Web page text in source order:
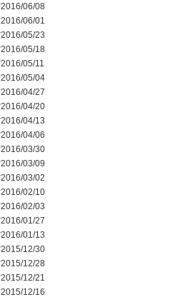
2016/06/08
2016/06/01
2016/05/23
2016/05/18
2016/05/11
2016/05/04
2016/04/27
2016/04/20
2016/04/13
2016/04/06
2016/03/30
2016/03/09
2016/03/02
2016/02/10
2016/02/03
2016/01/27
2016/01/13
2015/12/30
2015/12/28
2015/12/21
2015/12/16